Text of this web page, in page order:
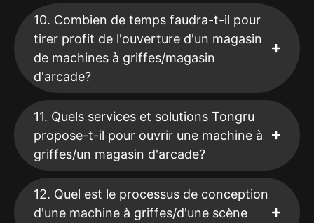
10. Combien de temps faudra-t-il pour
tirer profit de l'ouverture d'un magasin
de machines à griffes/magasin
d'arcade?
11. Quels services et solutions Tongru
propose-t-il pour ouvrir une machine à
griffes/un magasin d'arcade?
12. Quel est le processus de conception
d'une machine à griffes/d'une scène